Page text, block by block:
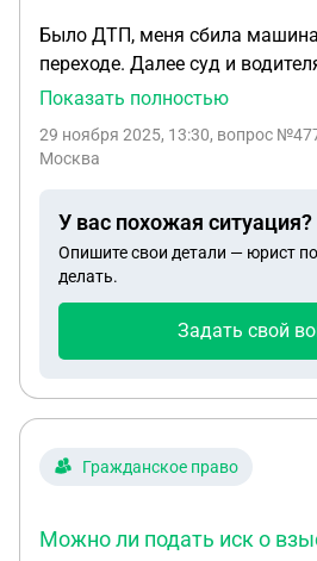
Было ДТП, меня сбила
переходе. Далее суд и
виновным. Приговорили ему
виновник умирает,так не
Показать полностью
29 ноября 2025, 13:30, вопрос
Москва
У вас похожая ситуация?
Опишите свои детали — юрист
делать.
Задать свой
Гражданское право
Можно ли подать иск о